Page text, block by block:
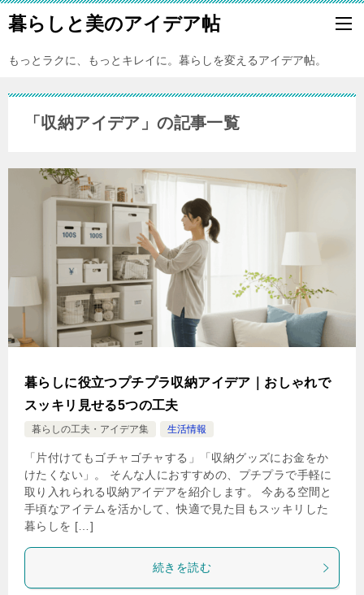
暮らしと美のアイデア帖
もっとラクに、もっとキレイに。暮らしを変えるアイデア帖。
「収納アイデア」の記事一覧
暮らしに役立つプチプラ収納アイデア｜おしゃれで
スッキリ見せる5つの工夫
暮らしの工夫・アイデア集 生活情報
「片付けてもゴチャゴチャする」「収納グッズにお金をか
けたくない」。 そんな人におすすめの、プチプラで手軽に
取り入れられる収納アイデアを紹介します。 今ある空間と
手頃なアイテムを活かして、快適で見た目もスッキリした
暮らしを […]
続きを読む